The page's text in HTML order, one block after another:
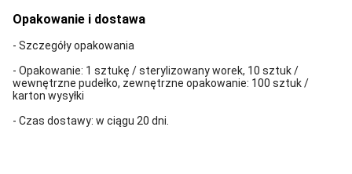
Opakowanie i dostawa
- Szczegóły opakowania
- Opakowanie: 1 sztukę / sterylizowany worek, 10 sztuk /
wewnętrzne pudełko, zewnętrzne opakowanie: 100 sztuk /
karton wysyłki
- Czas dostawy: w ciągu 20 dni.